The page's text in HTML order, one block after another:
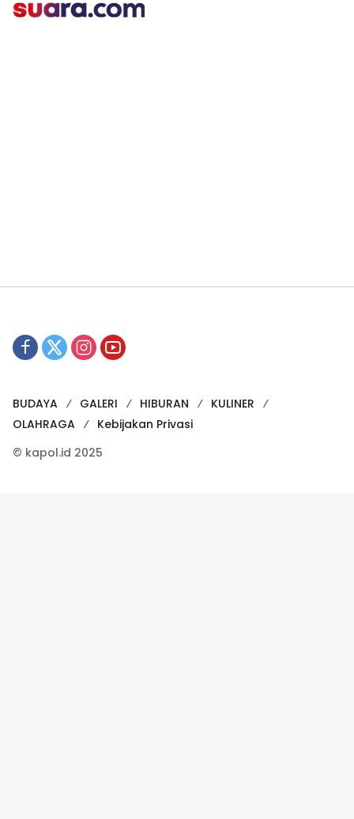
BUDAYA GALERI HIBURAN
KULINER
OLAHRAGA
Kebijakan Privasi
© kapol.id 2025